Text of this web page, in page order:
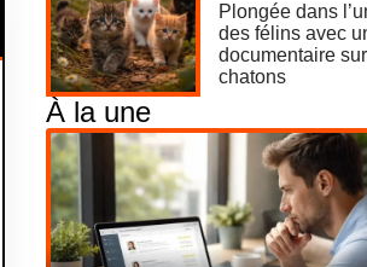
Plongée dans
des félins avec
documentaire
chatons
À la une